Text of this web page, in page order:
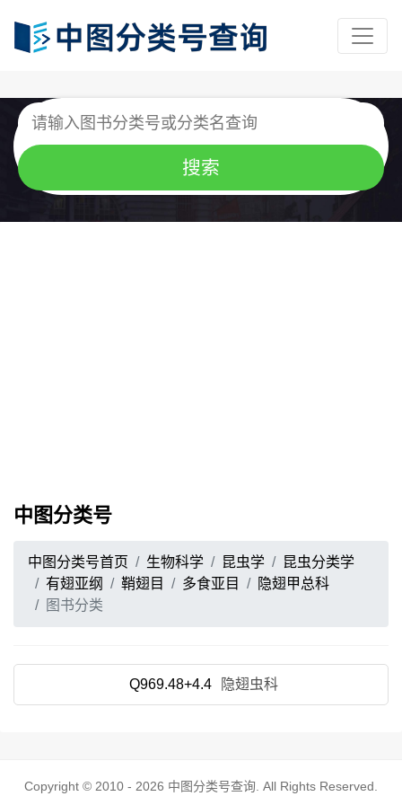
中图分类号
中图分类号首页 生物科学 昆虫学
昆虫分类学
有翅亚纲
鞘翅目 多食亚目
隐翅甲总科
图书分类
Q969.48+4.4 隐翅虫科
Copyright © 2010 - 2026 中图分类号查询 . All Rights Reserved.